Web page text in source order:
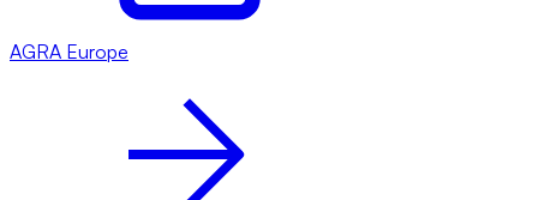
AGRA Europe